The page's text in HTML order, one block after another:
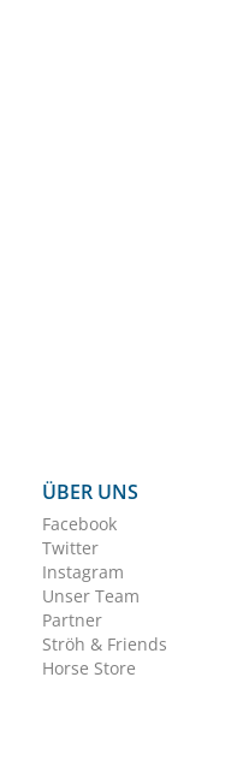
ÜBER UNS
Facebook
Twitter
Instagram
Unser Team
Partner
Ströh & Friends
Horse Store